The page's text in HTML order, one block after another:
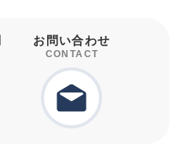
お問い合わせ
CONTACT